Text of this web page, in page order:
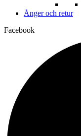
Ånger och retur
Facebook